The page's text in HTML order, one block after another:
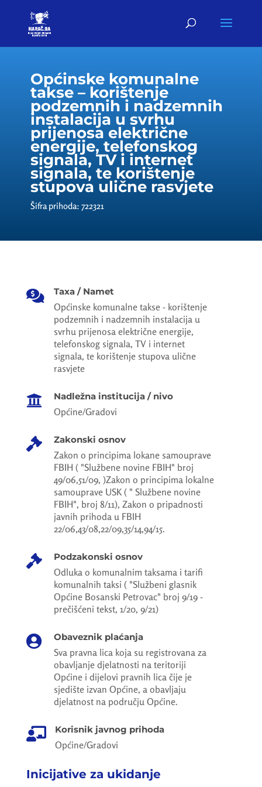
Općinske komunalne
takse – korištenje
podzemnih i nadzemnih
instalacija u svrhu
prijenosa električne
energije, telefonskog
signala, TV i internet
signala, te korištenje
stupova ulične rasvjete
Šifra prihoda: 722321
 Taxa / Namet
Općinske komunalne takse - korištenje
podzemnih i nadzemnih instalacija u
svrhu prijenosa električne energije,
telefonskog signala, TV i internet
signala, te korištenje stupova ulične
rasvjete
 Nadležna institucija / nivo
Općine/Gradovi
 Zakonski osnov
Zakon o principima lokane samouprave
FBIH ( "Službene novine FBIH" broj
49/06,51/09, )Zakon o principima lokalne
samouprave USK ( " Službene novine
FBIH", broj 8/11), Zakon o pripadnosti
javnih prihoda u FBIH
22/06,43/08,22/09,35/14,94/15.
 Podzakonski osnov
Odluka o komunalnim taksama i tarifi
komunalnih taksi ( "Službeni glasnik
Općine Bosanski Petrovac" broj 9/19 -
prečišćeni tekst, 1/20, 9/21)
 Obaveznik plaćanja
Sva pravna lica koja su registrovana za
obavljanje djelatnosti na teritoriji
Općine i dijelovi pravnih lica čije je
sjedište izvan Općine, a obavljaju
djelatnost na području Općine.
 Korisnik javnog prihoda
Općine/Gradovi
Inicijative za ukidanje